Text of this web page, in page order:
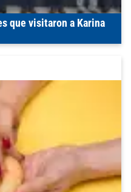
que visitaron a Karina